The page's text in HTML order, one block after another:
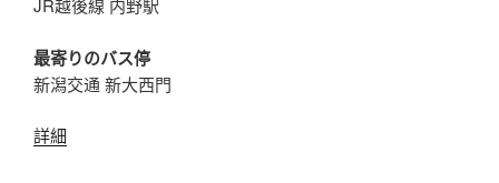
JR越後線 内野駅
最寄りのバス停
新潟交通 新大西門
詳細